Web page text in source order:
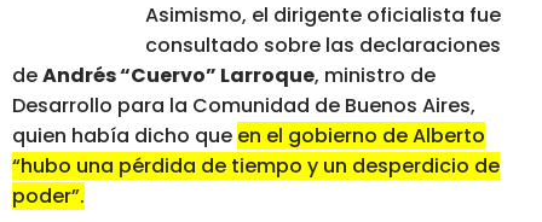
Asimismo, el dirigente oficialista fue
consultado sobre las declaraciones
deAndrés “Cuervo” Larroque, ministro de
Desarrollo para la Comunidad de Buenos Aires,
quien había dicho que en el gobierno de Alberto
“hubo una pérdida de tiempo y un desperdicio de
poder”.